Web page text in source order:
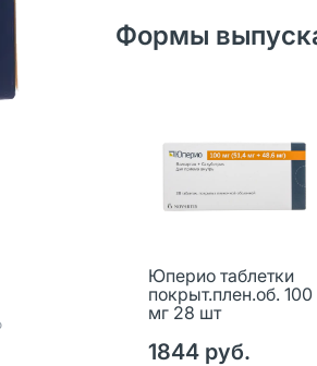
Формы
Юперио таблетки
покрыт.плен.об. 100
мг 28 шт
1844 руб.